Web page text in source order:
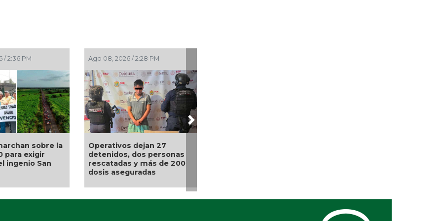
/ 2:36 PM
sobre la
para exigir
ingenio San
Ago 08, 2026 / 2:28 PM
Operativos dejan 27
detenidos, dos personas
rescatadas y más de 200
dosis aseguradas
Next